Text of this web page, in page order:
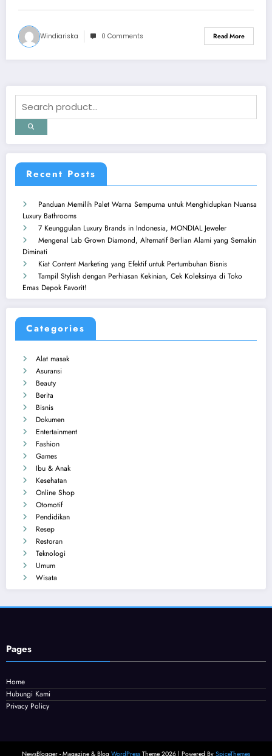
Windiariska 0 Comments Read More
Recent Posts
Panduan Memilih Palet Warna Sempurna untuk Menghidupkan Nuansa
Luxury Bathrooms
7 Keunggulan Luxury Brands in Indonesia, MONDIAL Jeweler
Mengenal Lab Grown Diamond, Alternatif Berlian Alami yang Semakin
Diminati
Kiat Content Marketing yang Efektif untuk Pertumbuhan Bisnis
Tampil Stylish dengan Perhiasan Kekinian, Cek Koleksinya di Toko
Emas Depok Favorit!
Categories
Alat masak
Asuransi
Beauty
Berita
Bisnis
Dokumen
Entertainment
Fashion
Games
Ibu & Anak
Kesehatan
Online Shop
Otomotif
Pendidikan
Resep
Restoran
Teknologi
Umum
Wisata
Pages
Home
Hubungi Kami
Privacy Policy
NewsBlogger - Magazine & Blog WordPress Theme 2026 | Powered By SpiceThemes